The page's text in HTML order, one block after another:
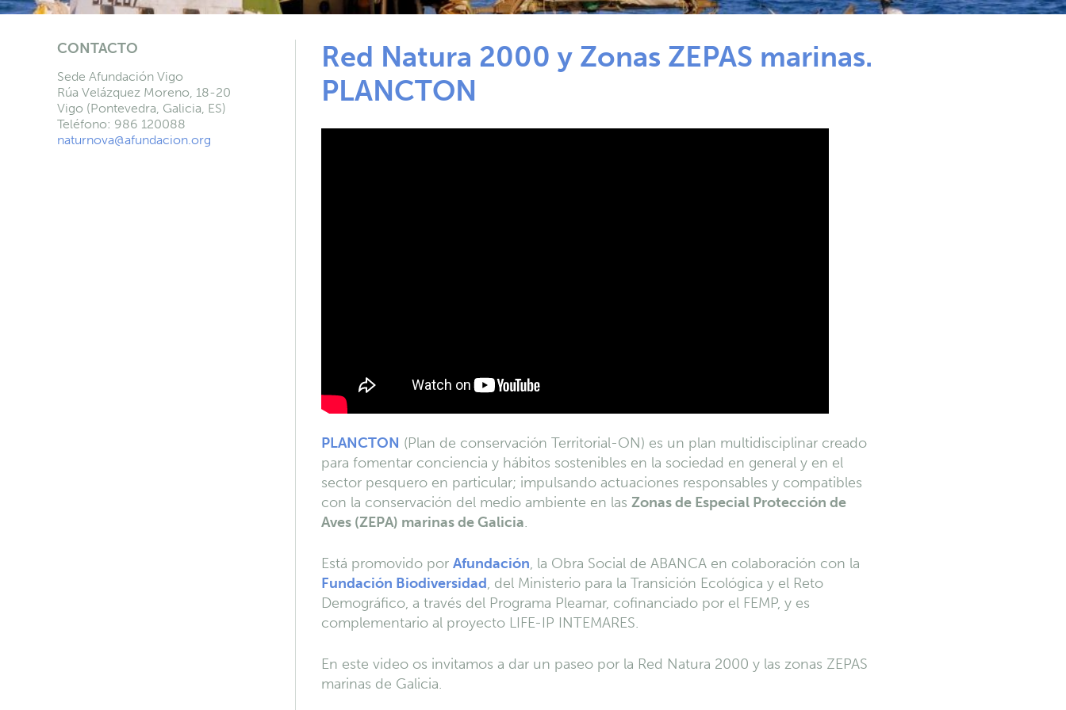
Red Natura 2000 y Zonas ZEPAS marinas.
PLANCTON
PLANCTON (Plan de conservación Territorial-ON) es un plan multidisciplinar creado
para fomentar conciencia y hábitos sostenibles en la sociedad en general y en el
sector pesquero en particular; impulsando actuaciones responsables y compatibles
con la conservación del medio ambiente en las Zonas de Especial Protección de
Aves (ZEPA) marinas de Galicia.
Está promovido por Afundación, la Obra Social de ABANCA en colaboración con la
Fundación Biodiversidad, del Ministerio para la Transición Ecológica y el Reto
Demográfico, a través del Programa Pleamar, cofinanciado por el FEMP, y es
complementario al proyecto LIFE-IP INTEMARES.
En este video os invitamos a dar un paseo por la Red Natura 2000 y las zonas ZEPAS
marinas de Galicia.
CONTACTO
Sede Afundación Vigo
Rúa Velázquez Moreno, 18-20
Vigo (Pontevedra, Galicia, ES)
Teléfono: 986 120088
naturnova@afundacion.org